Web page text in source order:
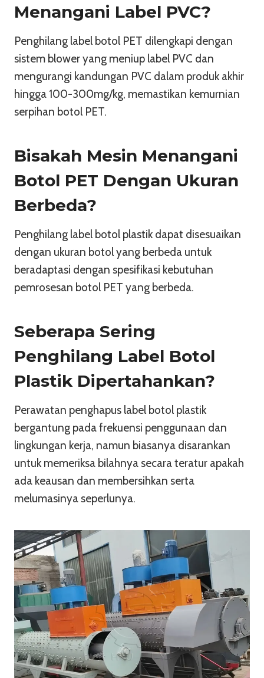
Menangani Label PVC?
Penghilang label botol PET dilengkapi dengan
sistem blower yang meniup label PVC dan
mengurangi kandungan PVC dalam produk akhir
hingga 100-300mg/kg, memastikan kemurnian
serpihan botol PET.
Bisakah Mesin Menangani
Botol PET Dengan Ukuran
Berbeda?
Penghilang label botol plastik dapat disesuaikan
dengan ukuran botol yang berbeda untuk
beradaptasi dengan spesifikasi kebutuhan
pemrosesan botol PET yang berbeda.
Seberapa Sering
Penghilang Label Botol
Plastik Dipertahankan?
Perawatan penghapus label botol plastik
bergantung pada frekuensi penggunaan dan
lingkungan kerja, namun biasanya disarankan
untuk memeriksa bilahnya secara teratur apakah
ada keausan dan membersihkan serta
melumasinya seperlunya.